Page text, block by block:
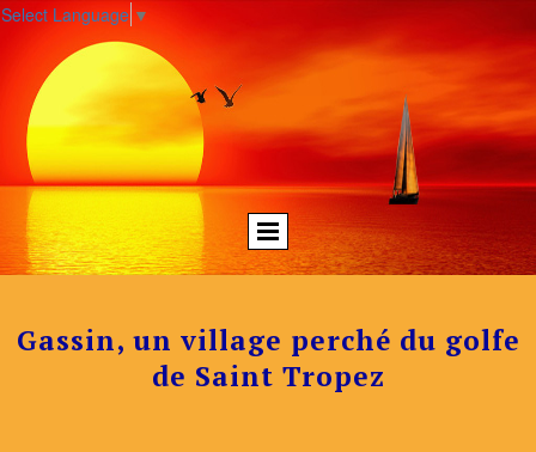
Select Language ▼
Gassin, un village perché du golfe
de Saint Tropez